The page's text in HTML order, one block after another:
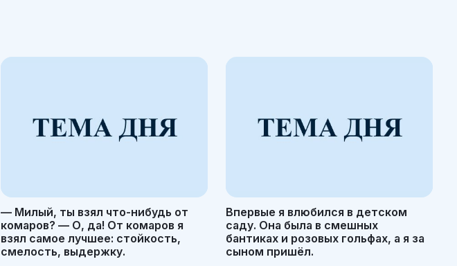
— Милый, ты взял что-нибудь от
комаров? — О, да! От комаров я
взял самое лучшее: стойкость,
смелость, выдержку.
Впервые я влюбился в детском
саду. Она была в смешных
бантиках и розовых гольфах, а я за
сыном пришёл.